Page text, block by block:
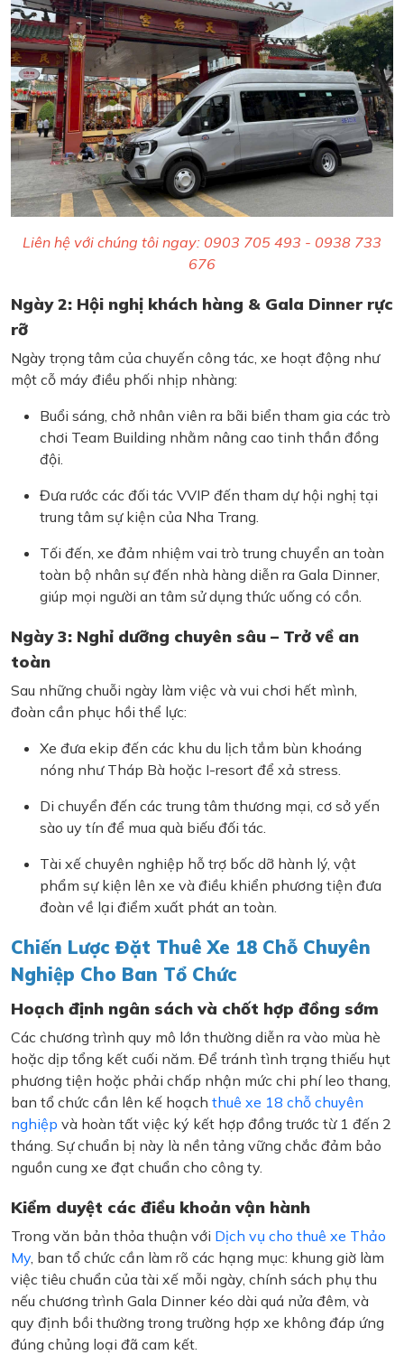
Liên hệ với chúng tôi ngay: 0903 705 493 - 0938 733
676
Ngày 2: Hội nghị khách hàng & Gala Dinner rực
rỡ
Ngày trọng tâm của chuyến công tác, xe hoạt động như
một cỗ máy điều phối nhịp nhàng:
Buổi sáng, chở nhân viên ra bãi biển tham gia các trò
chơi Team Building nhằm nâng cao tinh thần đồng
đội.
Đưa rước các đối tác VVIP đến tham dự hội nghị tại
trung tâm sự kiện của Nha Trang.
Tối đến, xe đảm nhiệm vai trò trung chuyển an toàn
toàn bộ nhân sự đến nhà hàng diễn ra Gala Dinner,
giúp mọi người an tâm sử dụng thức uống có cồn.
Ngày 3: Nghỉ dưỡng chuyên sâu – Trở về an
toàn
Sau những chuỗi ngày làm việc và vui chơi hết mình,
đoàn cần phục hồi thể lực:
Xe đưa ekip đến các khu du lịch tắm bùn khoáng
nóng như Tháp Bà hoặc I-resort để xả stress.
Di chuyển đến các trung tâm thương mại, cơ sở yến
sào uy tín để mua quà biếu đối tác.
Tài xế chuyên nghiệp hỗ trợ bốc dỡ hành lý, vật
phẩm sự kiện lên xe và điều khiển phương tiện đưa
đoàn về lại điểm xuất phát an toàn.
Chiến Lược Đặt Thuê Xe 18 Chỗ Chuyên
Nghiệp Cho Ban Tổ Chức
Hoạch định ngân sách và chốt hợp đồng sớm
Các chương trình quy mô lớn thường diễn ra vào mùa hè
hoặc dịp tổng kết cuối năm. Để tránh tình trạng thiếu hụt
phương tiện hoặc phải chấp nhận mức chi phí leo thang,
ban tổ chức cần lên kế hoạch thuê xe 18 chỗ chuyên
nghiệp và hoàn tất việc ký kết hợp đồng trước từ 1 đến 2
tháng. Sự chuẩn bị này là nền tảng vững chắc đảm bảo
nguồn cung xe đạt chuẩn cho công ty.
Kiểm duyệt các điều khoản vận hành
Trong văn bản thỏa thuận với Dịch vụ cho thuê xe Thảo
My, ban tổ chức cần làm rõ các hạng mục: khung giờ làm
việc tiêu chuẩn của tài xế mỗi ngày, chính sách phụ thu
nếu chương trình Gala Dinner kéo dài quá nửa đêm, và
quy định bồi thường trong trường hợp xe không đáp ứng
đúng chủng loại đã cam kết.